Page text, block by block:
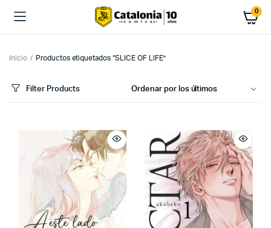
0
Inicio Productos etiquetados “SLICE OF LIFE”
Filter Products